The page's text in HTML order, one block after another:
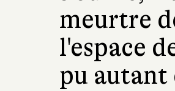
meurtre
l'espace
pu autant